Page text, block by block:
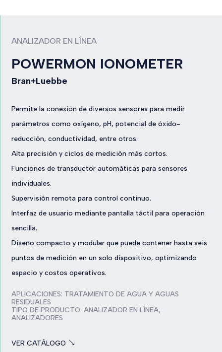
ANALIZADOR EN LÍNEA
POWERMON IONOMETER
Bran+Luebbe
Permite la conexión de diversos sensores para medir
parámetros como oxígeno, pH, potencial de óxido-
reducción, conductividad, entre otros.
Alta precisión y ciclos de medición más cortos.
Funciones de transductor automáticas para sensores
individuales.
Supervisión remota para control continuo.
Interfaz de usuario mediante pantalla táctil para operación
sencilla.
Diseño compacto y modular que puede contener hasta seis
puntos de medición en un solo dispositivo, optimizando
espacio y costos operativos.
APLICACIONES: TRATAMIENTO DE AGUA Y AGUAS
RESIDUALES
TIPO DE PRODUCTO:ANALIZADOR EN LÍNEA,
ANALIZADORES
VER CATÁLOGO